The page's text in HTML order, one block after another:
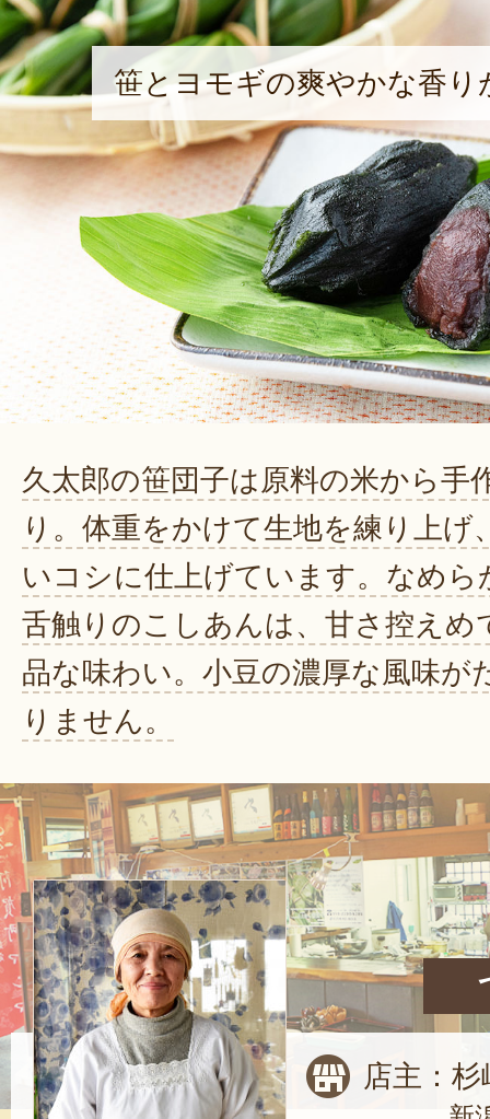
笹とヨモギの爽やかな香
久太郎の笹団子は原料の米から手
り。体重をかけて生地を練り上げ
いコシに仕上げています。なめら
舌触りのこしあんは、甘さ控えめ
品な味わい。小豆の濃厚な風味が
りません。
店主：